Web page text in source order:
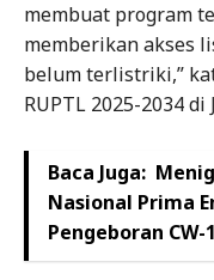
membuat program
memberikan akses
belum terlistriki,”
RUPTL 2025-2034
Baca Juga:
Nasional Prima
Pengeboran CW-